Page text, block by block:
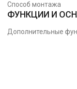
Способ монтажа
ФУНКЦИИ И
Дополнительные